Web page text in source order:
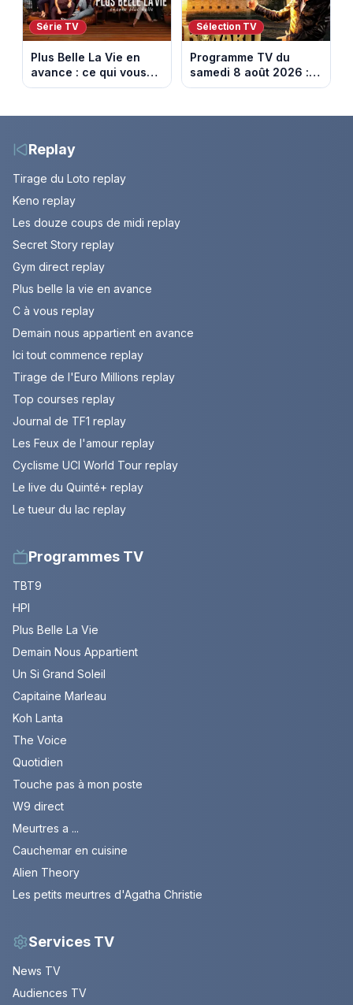
Série TV
Plus Belle La Vie en
avance : ce qui vous
attend la semaine du
(spoiler)
Sélection TV
Programme TV du
samedi 8 août 2026 :
notre sélection pour
Replay
Tirage du Loto replay
Keno replay
Les douze coups de midi replay
Secret Story replay
Gym direct replay
Plus belle la vie en avance
C à vous replay
Demain nous appartient en avance
Ici tout commence replay
Tirage de l'Euro Millions replay
Top courses replay
Journal de TF1 replay
Les Feux de l'amour replay
Cyclisme UCI World Tour replay
Le live du Quinté+ replay
Le tueur du lac replay
Programmes TV
TBT9
HPI
Plus Belle La Vie
Demain Nous Appartient
Un Si Grand Soleil
Capitaine Marleau
Koh Lanta
The Voice
Quotidien
Touche pas à mon poste
W9 direct
Meurtres a ...
Cauchemar en cuisine
Alien Theory
Les petits meurtres d'Agatha Christie
Services TV
News TV
Audiences TV